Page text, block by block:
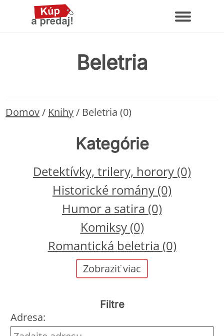
Beletria
Domov/ Knihy/ Beletria (0)
Kategórie
Detektívky, trilery, horory (0)
Historické romány (0)
Humor a satira (0)
Komiksy (0)
Romantická beletria (0)
Zobraziť viac
Filtre
Adresa: